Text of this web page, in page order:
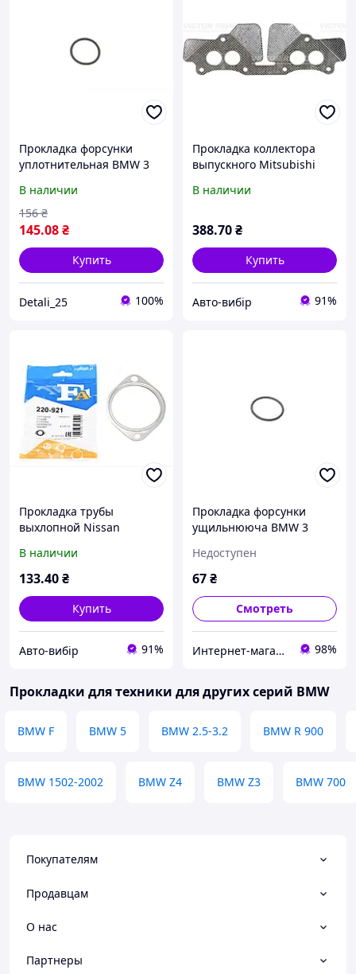
Прокладка форсунки
уплотнительная BMW 3
Golf IV -07 (кольцо)
N90354101 Крос код N 903
В наличии
145.08₴
156 ₴
Купить
Detali_25 100%
Прокладка коллектора
выпускного Mitsubishi
код 71-52450-00
В наличии
388.70₴
Купить
Авто-вибір 91%
Прокладка трубы
выхлопной Nissan
220-921
В наличии
133.40₴
Купить
Авто-вибір 91%
Прокладка форсунки
ущильнююча BMW 3
(кильце) BOSCH F 00V C38
042 Avtomenu
Недоступен
67₴
Смотреть
Интернет-магазин Avtomenu 98%
Прокладки для техники для других серий BMW
BMW F BMW 5 BMW 2.5-3.2 BMW R 900
BMW 1502-2002 BMW Z4 BMW Z3 BMW 700
Покупателям
Продавцам
О нас
Партнеры